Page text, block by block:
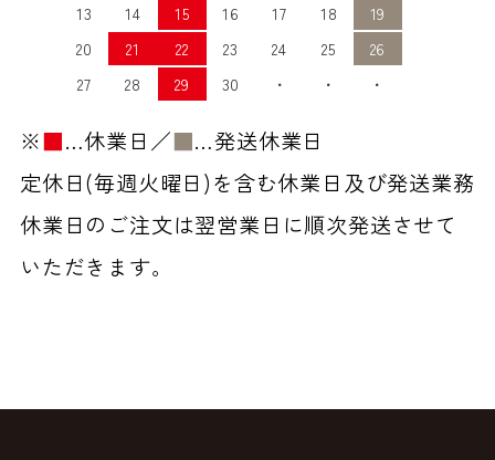
13
14 15 16 17 18
19
20
21 22 23 24 25
26
27
28 29 30 ・ ・ ・
※■…休業日／■…発送休業日
定休日(毎週火曜日)を含む休業日及び発送業務
休業日のご注文は翌営業日に順次発送させて
いただきます。